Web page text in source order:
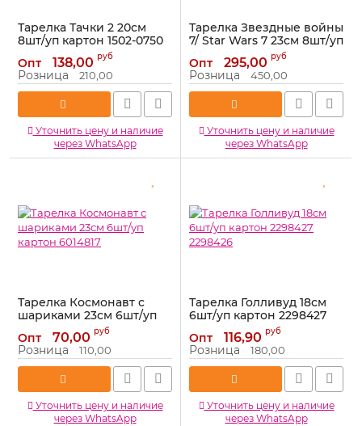
Тарелка Тачки 2 20см
8шт/уп картон 1502-0750
Артикул: 1502-0750
Опт 138,00 руб
Розница 210,00
Уточнить цену и наличие
через WhatsApp
Тарелка Звездные войны
7/ Star Wars 7 23см 8шт/уп
картон 1502-1923 86210
Артикул: 1502-1923
Опт 295,00 руб
Розница 450,00
Уточнить цену и наличие
через WhatsApp
Тарелка Космонавт с
шариками 23см 6шт/уп
картон 6014817
Артикул: 6014817
Опт 70,00 руб
Розница 110,00
Уточнить цену и наличие
через WhatsApp
Тарелка Голливуд 18см
6шт/уп картон 2298427
Артикул: 2298427
Опт 116,90 руб
Розница 180,00
Уточнить цену и наличие
через WhatsApp